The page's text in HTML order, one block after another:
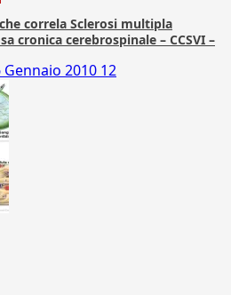
correla Sclerosi multipla
cronica cerebrospinale – CCSVI –
Gennaio 2010 12